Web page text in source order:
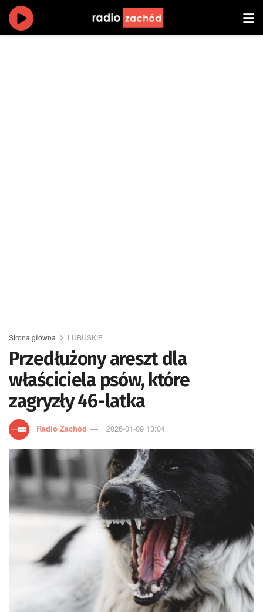
Strona główna LUBUSKIE
Przedłużony areszt dla
właściciela psów, które
zagryzły 46-latka
Radio Zachód 2026-01-09 13:04